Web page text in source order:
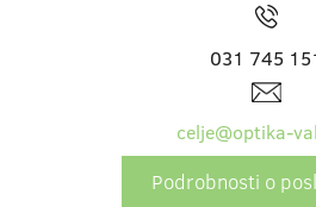
031 745
celje@optika-
Podrobnosti o